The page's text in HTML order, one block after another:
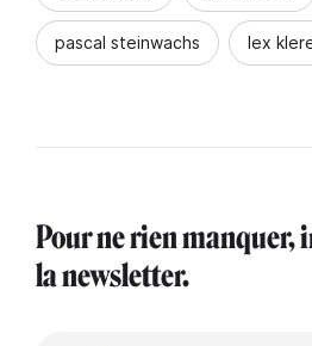
pascal steinwachs lex
Pour ne rien manquer,
la newsletter.